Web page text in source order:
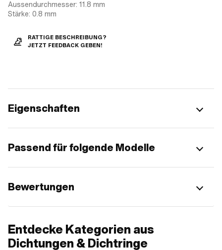
Aussendurchmesser: 11.8 mm
Stärke: 0.8 mm
RATTIGE BESCHREIBUNG?
JETZT FEEDBACK GEBEN!
Eigenschaften
Passend für folgende Modelle
Bewertungen
Entdecke Kategorien aus
Dichtungen & Dichtringe